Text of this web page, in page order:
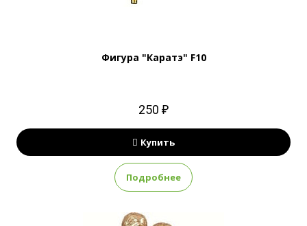
Фигура "Каратэ" F10
250 ₽
Купить
Подробнее